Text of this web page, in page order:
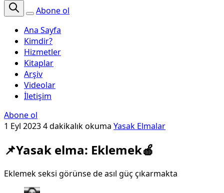
Abone ol
Ana Sayfa
Kimdir?
Hizmetler
Kitaplar
Arşiv
Videolar
İletişim
Abone ol
1 Eyl 20234 dakikalık okuma Yasak Elmalar
📌Yasak elma: Eklemek🍎
Eklemek seksi görünse de asıl güç çıkarmakta